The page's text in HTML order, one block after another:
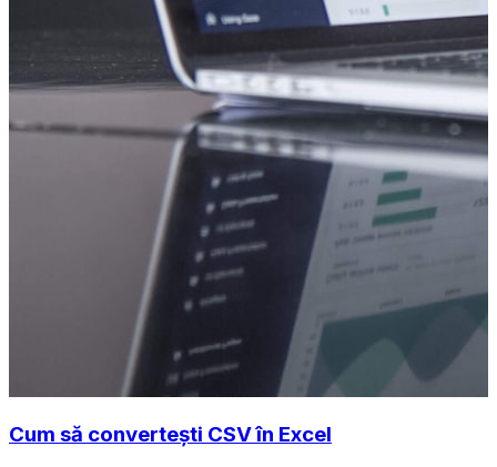
Cum să convertești CSV în Excel